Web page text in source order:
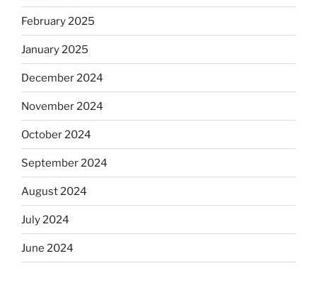
February 2025
January 2025
December 2024
November 2024
October 2024
September 2024
August 2024
July 2024
June 2024